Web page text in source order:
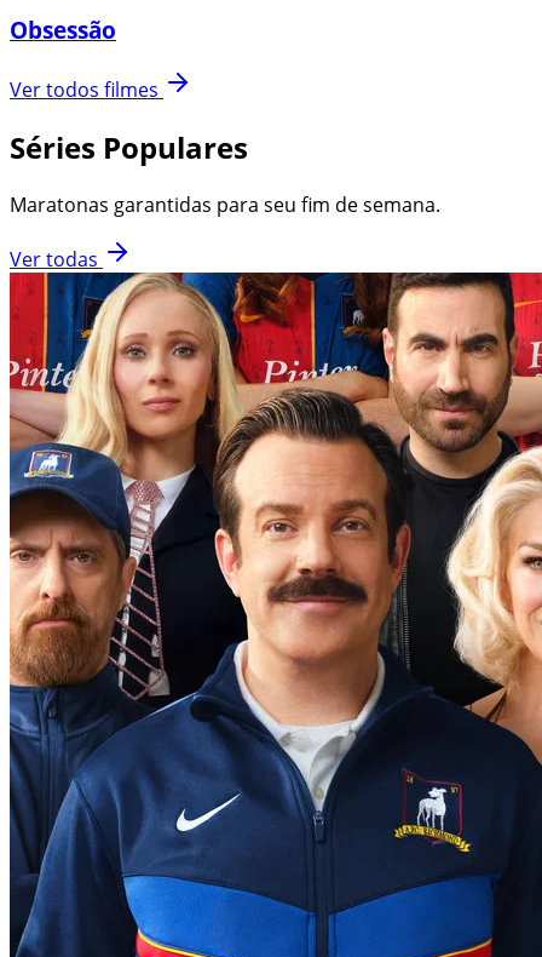
Obsessão
Ver todos filmes
Séries Populares
Maratonas garantidas para seu fim de semana.
Ver todas